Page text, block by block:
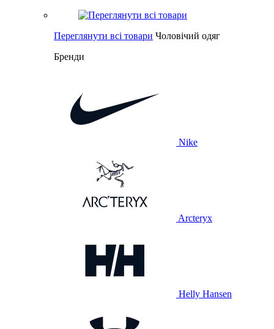
Переглянути всі товари Чоловічий одяг
Бренди
Nike
Arcteryx
Helly Hansen